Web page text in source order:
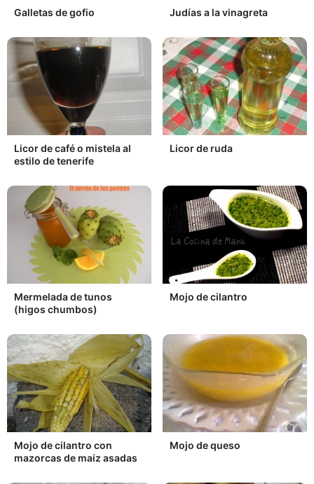
Galletas de gofio Judías a la vinagreta
Licor de café o mistela al
estilo de tenerife
Licor de ruda
Mermelada de tunos
(higos chumbos)
Mojo de cilantro
Mojo de cilantro con
mazorcas de maiz asadas
Mojo de queso